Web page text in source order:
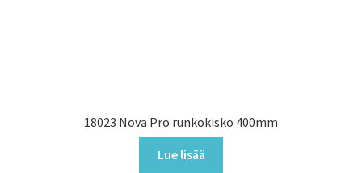
18023 Nova Pro runkokisko 400mm
Lue lisää